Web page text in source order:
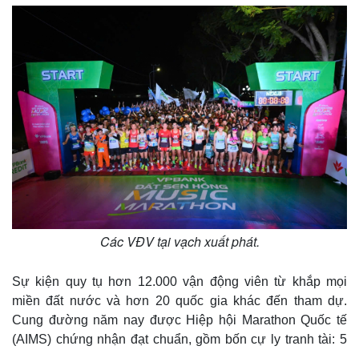
Các VĐV tại vạch xuất phát.
Sự kiện quy tụ hơn 12.000 vận động viên từ khắp mọi
miền đất nước và hơn 20 quốc gia khác đến tham dự.
Cung đường năm nay được Hiệp hội Marathon Quốc tế
(AIMS) chứng nhận đạt chuẩn, gồm bốn cự ly tranh tài: 5